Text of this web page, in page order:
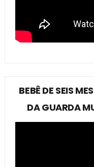
BEBÊ DE SEIS
DA GUARDA